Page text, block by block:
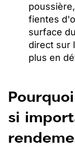
fientes
surface
direct sur
plus en
si